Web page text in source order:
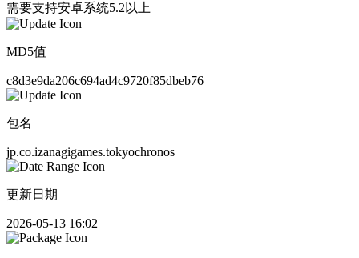
需要支持安卓系统5.2以上
MD5值
c8d3e9da206c694ad4c9720f85dbeb76
包名
jp.co.izanagigames.tokyochronos
更新日期
2026-05-13 16:02